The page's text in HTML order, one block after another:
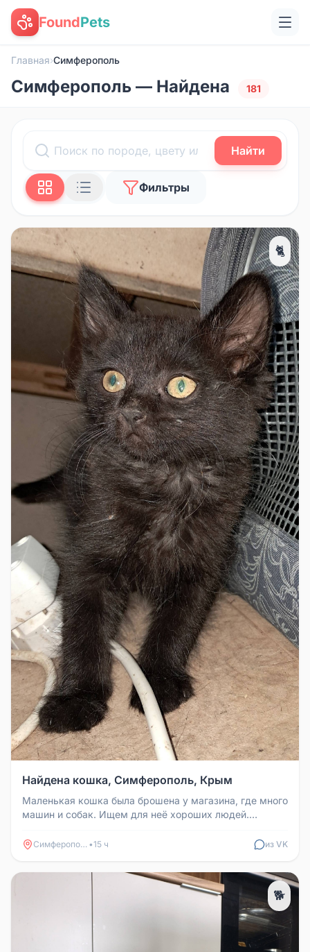
FoundPets
Главная›Симферополь
Симферополь — Найдена 181
Найти
Фильтры
🐈
Найдена кошка, Симферополь, Крым
Маленькая кошка была брошена у магазина, где много
машин и собак. Ищем для неё хороших людей.
Симферополь •15 ч из VK
🐕